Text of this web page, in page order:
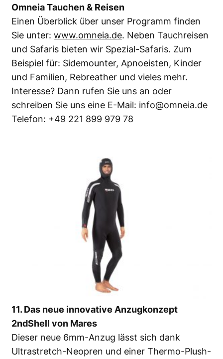
Omneia Tauchen & Reisen
Einen Überblick über unser Programm finden
Sie unter: www.omneia.de. Neben Tauchreisen
und Safaris bieten wir Spezial-Safaris. Zum
Beispiel für: Sidemounter, Apnoeisten, Kinder
und Familien, Rebreather und vieles mehr.
Interesse? Dann rufen Sie uns an oder
schreiben Sie uns eine E-Mail: info@omneia.de
Telefon: +49 221 899 979 78
11. Das neue innovative Anzugkonzept
2ndShell von Mares
Dieser neue 6mm-Anzug lässt sich dank
Ultrastretch-Neopren und einer Thermo-Plush-